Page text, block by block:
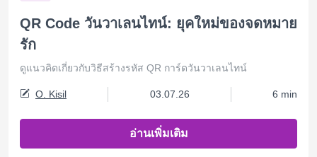
QR Code วันวาเลนไทน์: ยุคใหม่ของจดหมาย
รัก
ดูแนวคิดเกี่ยวกับวิธีสร้างรหัส QR การ์ดวันวาเลนไทน์
O. Kisil 03.07.26 6 min
อ่านเพิ่มเติม